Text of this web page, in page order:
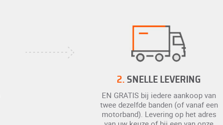
2. SNELLE LEVERING
EN GRATIS bij iedere aankoop van
twee dezelfde banden (of vanaf een
motorband). Levering op het adres